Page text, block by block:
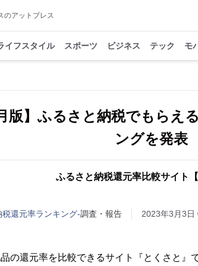
のアットプレス
イフスタイル スポーツ ビジネス テック モ
版】ふるさと納税でもらえ
ングを発表
ふるさと納税還元率比較サイト【
還元率ランキング-調査・報告 2023年3月3日
の還元率を比較できるサイト『とくさと』